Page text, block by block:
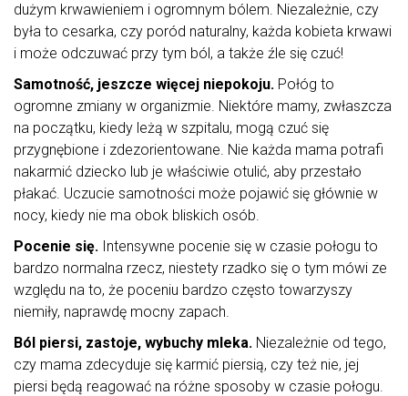
dużym krwawieniem i ogromnym bólem. Niezależnie, czy
była to cesarka, czy poród naturalny, każda kobieta krwawi
i może odczuwać przy tym ból, a także źle się czuć!
Samotność, jeszcze więcej niepokoju. Połóg to
ogromne zmiany w organizmie. Niektóre mamy, zwłaszcza
na początku, kiedy leżą w szpitalu, mogą czuć się
przygnębione i zdezorientowane. Nie każda mama potrafi
nakarmić dziecko lub je właściwie otulić, aby przestało
płakać. Uczucie samotności może pojawić się głównie w
nocy, kiedy nie ma obok bliskich osób.
Pocenie się. Intensywne pocenie się w czasie połogu to
bardzo normalna rzecz, niestety rzadko się o tym mówi ze
względu na to, że poceniu bardzo często towarzyszy
niemiły, naprawdę mocny zapach.
Ból piersi, zastoje, wybuchy mleka. Niezależnie od tego,
czy mama zdecyduje się karmić piersią, czy też nie, jej
piersi będą reagować na różne sposoby w czasie połogu.